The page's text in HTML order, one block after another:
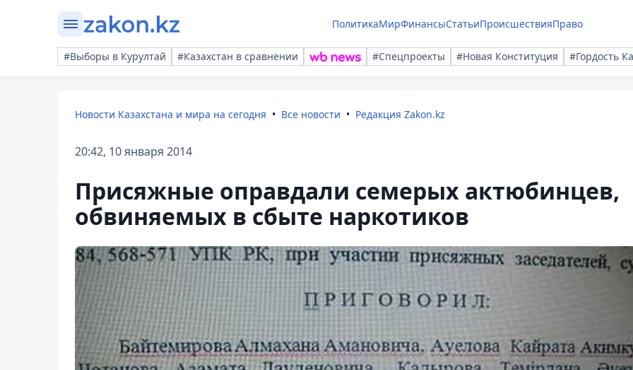
ПолитикаМирФинансыСтатьиПроисшествияПраво
#Выборы в Курултай #Казахстан в сравнении #Спецпроекты #Новая Конституция #Гордость
Новости Казахстана и мира на сегодня Все новости Редакция Zakon.kz
20:42, 10 января 2014
Присяжные оправдали семерых актюбинцев,
обвиняемых в сбыте наркотиков